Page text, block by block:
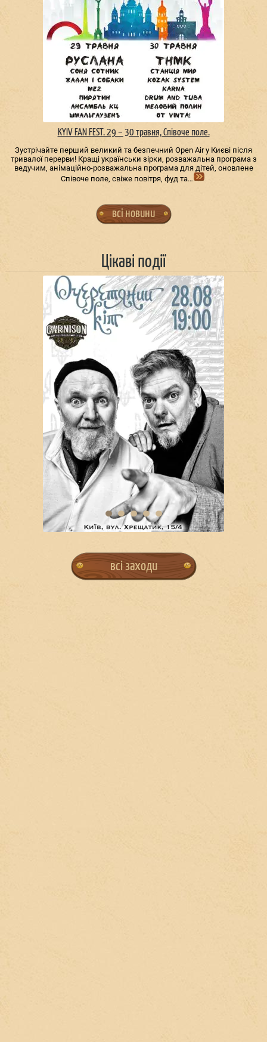
KYIV FAN FEST. 29 – 30 травня, Співоче поле.
Зустрічайте перший великий та безпечний Open Air у Києві після
тривалої перерви! Кращі українськи зірки, розважальна програма з
ведучим, анімаційно-розважальна програма для дітей, оновлене
Співоче поле, свіже повітря, фуд та…
всі новини
Цікаві події
всі заходи